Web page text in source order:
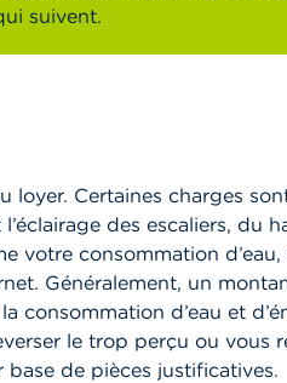
suivent.
loyer. Certaines charges
des escaliers, du
votre consommation
Généralement, un
consommation d’eau et
le trop perçu ou vous
de pièces justificatives.